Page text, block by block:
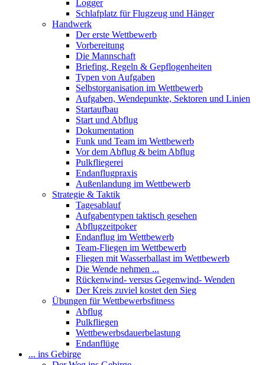
Logger
Schlafplatz für Flugzeug und Hänger
Handwerk
Der erste Wettbewerb
Vorbereitung
Die Mannschaft
Briefing, Regeln & Gepflogenheiten
Typen von Aufgaben
Selbstorganisation im Wettbewerb
Aufgaben, Wendepunkte, Sektoren und Linien
Startaufbau
Start und Abflug
Dokumentation
Funk und Team im Wettbewerb
Vor dem Abflug & beim Abflug
Pulkfliegerei
Endanflugpraxis
Außenlandung im Wettbewerb
Strategie & Taktik
Tagesablauf
Aufgabentypen taktisch gesehen
Abflugzeitpoker
Endanflug im Wettbewerb
Team-Fliegen im Wettbewerb
Fliegen mit Wasserballast im Wettbewerb
Die Wende nehmen ...
Rückenwind- versus Gegenwind- Wenden
Der Kreis zuviel kostet den Sieg
Übungen für Wettbewerbsfitness
Abflug
Pulkfliegen
Wettbewerbsdauerbelastung
Endanflüge
... ins Gebirge